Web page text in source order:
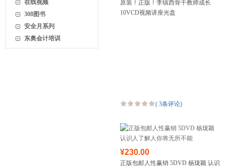
在线视频
308图书
安全月系列
东奥会计培训
原装！正版！李镇西骨干教师成长
10VCD视频讲座光盘
( 3条评论)
¥230.00
正版包邮人性赢销 5DVD 杨珑颖 认识